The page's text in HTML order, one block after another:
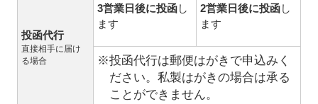
投函代行
直接相手に届け
る場合
3営業日後に投函し
ます
2営業日後に投函し
ます
※投函代行は郵便はがきで申込みく
ださい。私製はがきの場合は承る
ことができません。